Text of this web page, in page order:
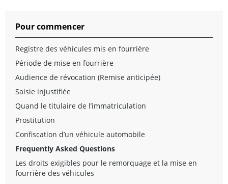
Pour commencer
Registre des véhicules mis en fourrière
Période de mise en fourrière
Audience de révocation (Remise anticipée)
Saisie injustifiée
Quand le titulaire de l’immatriculation
Prostitution
Confiscation d’un véhicule automobile
Frequently Asked Questions
Les droits exigibles pour le remorquage et la mise en
fourrière des véhicules